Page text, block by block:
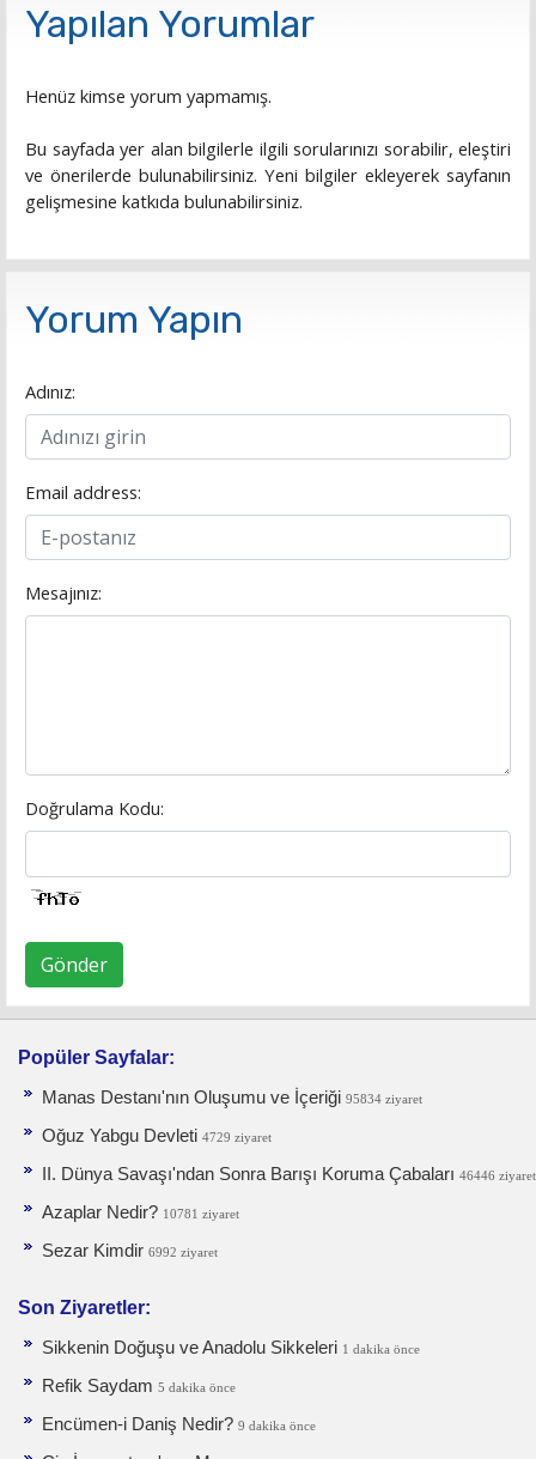
Yapılan Yorumlar
Henüz kimse yorum yapmamış.
Bu sayfada yer alan bilgilerle ilgili sorularınızı sorabilir, eleştiri
ve önerilerde bulunabilirsiniz. Yeni bilgiler ekleyerek sayfanın
gelişmesine katkıda bulunabilirsiniz.
Yorum Yapın
Adınız:
Email address:
Mesajınız:
Doğrulama Kodu:
Gönder
Popüler Sayfalar:
Manas Destanı'nın Oluşumu ve İçeriği 95834 ziyaret
Oğuz Yabgu Devleti 4729 ziyaret
II. Dünya Savaşı'ndan Sonra Barışı Koruma Ça­baları 46446 ziyaret
Azaplar Nedir? 10781 ziyaret
Sezar Kimdir 6992 ziyaret
Son Ziyaretler:
Sikkenin Doğuşu ve Anadolu Sikkeleri 1 dakika önce
Refik Saydam 5 dakika önce
Encümen-i Daniş Nedir? 9 dakika önce